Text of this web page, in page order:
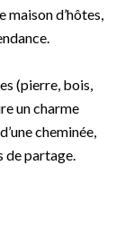
maison d’hôtes,
(pierre, bois,
un charme
cheminée,
de partage.